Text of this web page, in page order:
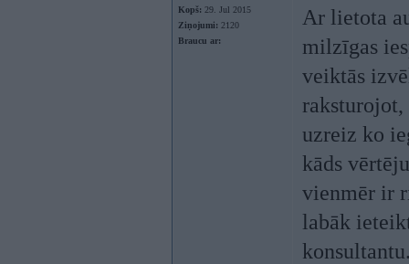
Kopš: 29. Jul 2015
Ziņojumi: 2120
Braucu ar:
Ar lietota
milzīgas
veiktās
uzreiz ko
kāds
vienmēr ir
labāk